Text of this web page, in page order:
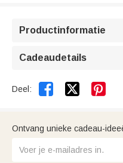
Productinformatie
Cadeaudetails
Deel:  
Ontvang unieke cadeau-